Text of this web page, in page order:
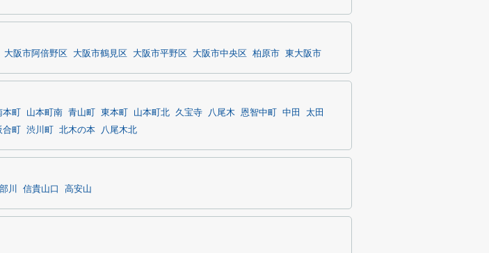
大阪市阿倍野区 大阪市鶴見区 大阪市平野区 大阪市中央区 柏原市 東大阪市
町 山本町南 青山町 東本町 山本町北 久宝寺 八尾木 恩智中町 中田
太田
町 渋川町 北木の本 八尾木北
川 信貴山口 高安山